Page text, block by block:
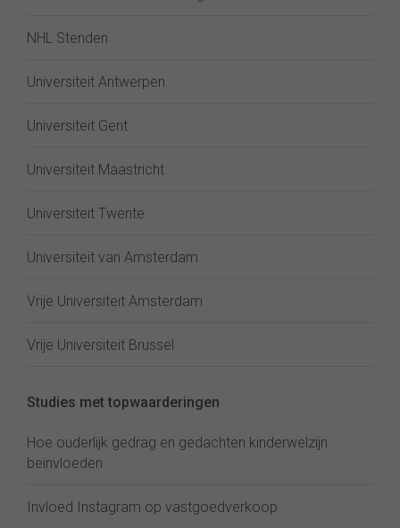
NHL Stenden
Universiteit Antwerpen
Universiteit Gent
Universiteit Maastricht
Universiteit Twente
Universiteit van Amsterdam
Vrije Universiteit Amsterdam
Vrije Universiteit Brussel
Studies met topwaarderingen
Hoe ouderlijk gedrag en gedachten kinderwelzijn
beïnvloeden
Invloed Instagram op vastgoedverkoop